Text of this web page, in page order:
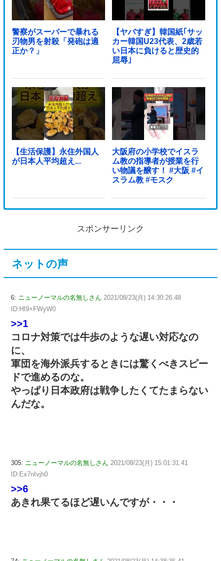
警察がスーパーで暴れる
刃物男を射殺「発砲は適
正か？」
【ヤバすぎ】韓国紙｢サッ
カー韓国U23代表、2歳若
い日本に負けると歴史的
屈辱｣
【生活保護】永住外国人
が日本人平均超え...
大阪府の小学校でイスラ
ム教の指導者が授業を行
い物議を醸す！ #大阪 #イ
スラム教 #モスク
スポンサーリンク
ネットの声
6: ニューノーマルの名無しさん 2021/08/23(月) 14:30:26.48
ID:HI9+FWyW0
>>1
コロナ対策では牛歩のような遅い対応なの
に、
軍団を海外派兵するときには驚くべきスピー
ドで進めるのな。
やっぱり日本政府は戦争したくてたまらない
んだな。
305: ニューノーマルの名無しさん 2021/08/23(月) 15:01:31.41
ID:Ex7nIvjh0
>>6
あきれ果てるほど遅いんですが・・・